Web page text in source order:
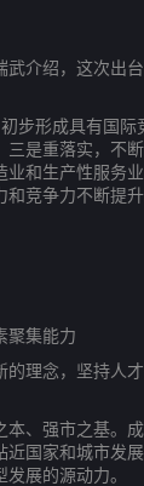
绍，这次出台
形成具有国际
是重落实，不
和生产性服务
竞争力不断提升
集能力
念，坚持人
强市之基。成
国家和城市发
展的源动力。